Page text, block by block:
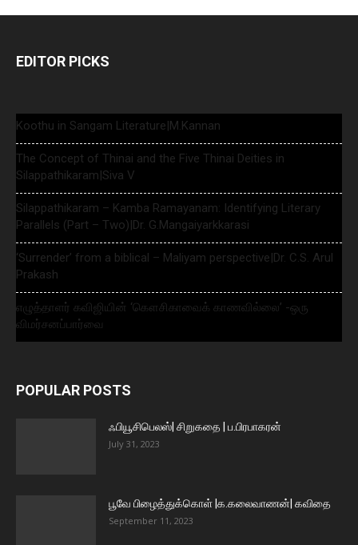
EDITOR PICKS
Koothu in Sangam Literature|M.Kannan
The Concept of Thinai and the Five Thinai Deities in
Silappathikaram|Siva V
Silappathikaram – Kamba Ramayanam: Identifying Literary
Parallels (Part – Two)|Dr. G.Mangaiyarkkarasi
‘Surrender’ from a biblical – Maliyam perspective|Dr. C.S. Arul
Prakash
எழுத்தாளர் கவிஜியின் ‘கௌசிகாவைக் காணவில்லை’ -ஒரு
விமர்சனப்பார்வை
POPULAR POSTS
ஃபியூசிபெலஸ்| சிறுகதை | ப.பிரபாகரன்
July 31, 2023
பூவே பிழைத்துக்கொள் |க.கலைவாணன்| கவிதை
September 11, 2023